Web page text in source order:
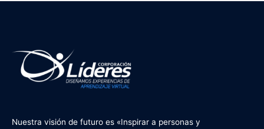
Nuestra visión de futuro es «Inspirar a personas y